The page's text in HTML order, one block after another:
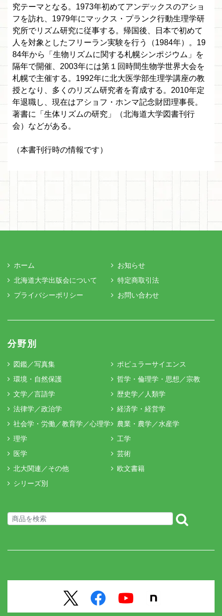
究テーマとなる。1973年初めてアンデックスのアショ
フを訪れ、1979年にマックス・プランク行動生理学研
究所でリズム研究に従事する。帰国後、日本で初めて
人を対象としたフリーラン実験を行う（1984年）。19
84年から「生物リズムに関する札幌シンポジウム」を
隔年で開催、2003年には第１回時間生物学世界大会を
札幌で主催する。1992年に北大医学部生理学講座の教
授となり、多くのリズム研究者を育成する。2010年定
年退職し、現在はアショフ・ホンマ記念財団理事長。
著書に「生体リズムの研究」（北海道大学図書刊行
会）などがある。
（本書刊行時の情報です）
ホーム
お知らせ
北海道大学出版会について
特定商取引法
プライバシーポリシー
お問い合わせ
分野別
図鑑／写真集
ポピュラーサイエンス
環境・自然保護
哲学・倫理学・思想／宗教
文学／言語学
歴史学／人類学
法律学／政治学
経済学・経営学
社会学・労働／教育学／心理学
農業・農学／水産学
理学
工学
医学
芸術
北大関連／その他
欧文書籍
シリーズ別